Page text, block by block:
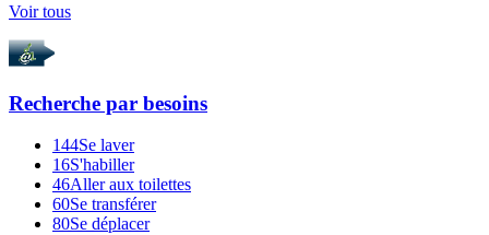
Voir tous
Recherche par besoins
144Se laver
16S'habiller
46Aller aux toilettes
60Se transférer
80Se déplacer